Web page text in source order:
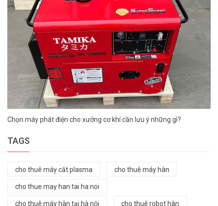
Chọn máy phát điện cho xưởng cơ khí cần lưu ý những gì?
TAGS
cho thuê máy cắt plasma cho thuê máy hàn
cho thue may han tai ha noi
cho thuê máy hàn tại hà nội cho thuê robot hàn